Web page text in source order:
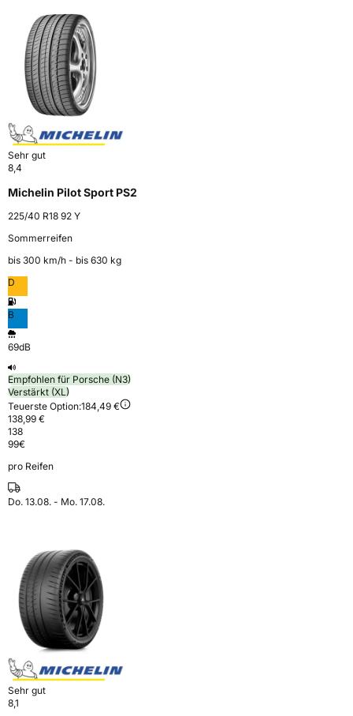
Sehr gut
8,4
Michelin Pilot Sport PS2
225/40 R18 92 Y
Sommerreifen
bis 300 km⁠/⁠h - bis 630 kg
D
B
69dB
Empfohlen für Porsche (N3)
Verstärkt (XL)
Teuerste Option:184,49 €
138,99 €
138
99€
pro Reifen
Do. 13.08. - Mo. 17.08.
Sehr gut
8,1